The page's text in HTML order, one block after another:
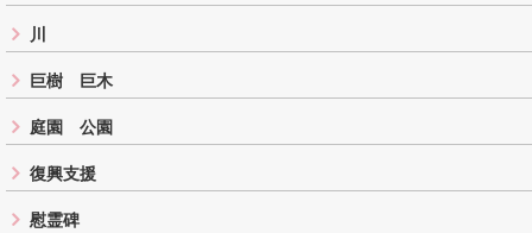
川
巨樹 巨木
庭園 公園
復興支援
慰霊碑